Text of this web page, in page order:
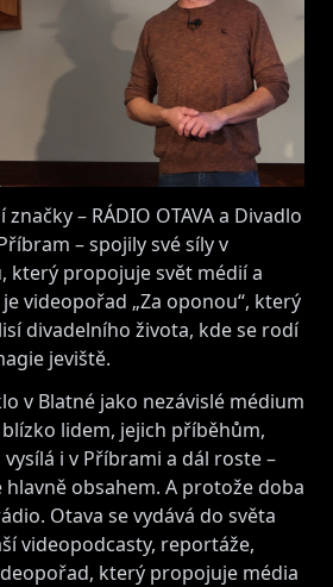
– RÁDIO OTAVA a Divadlo
– spojily své síly v
který propojuje svět médií a
videopořad „Za oponou“, který
divadelního života, kde se rodí
jeviště.
v Blatné jako nezávislé médium
lidem, jejich příběhům,
i v Příbrami a dál roste –
hlavně obsahem. A protože doba
Otava se vydává do světa
videopodcasty, reportáže,
který propojuje média